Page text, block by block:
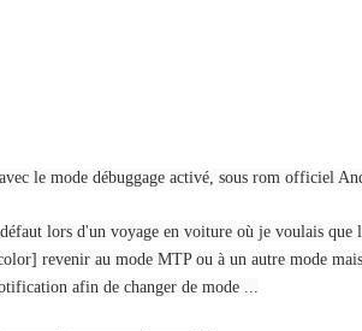
le mode débuggage activé, sous rom officiel
lors d'un voyage en voiture où je voulais
revenir au mode MTP ou à un autre mode
afin de changer de mode ...